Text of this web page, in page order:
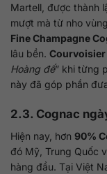
Martell, được thành
mượt mà từ nho
Fine Champagne
lâu bền. Courvoisier
Hoàng đế” khi từng
này đã góp phần
2.3. Cognac
Hiện nay, hơn 90%
đó Mỹ, Trung Quốc
hàng đầu. Tại Việt